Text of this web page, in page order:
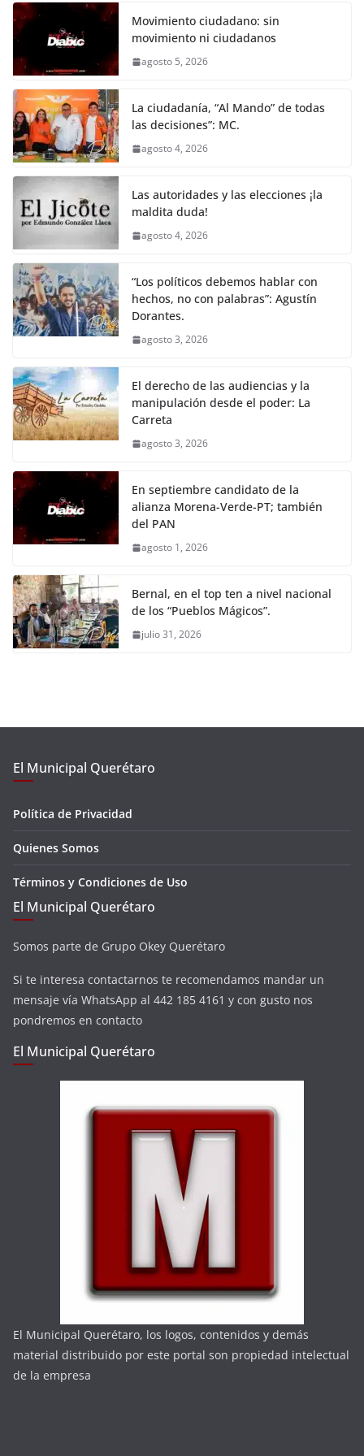
Movimiento ciudadano: sin
movimiento ni ciudadanos
agosto 5, 2026
La ciudadanía, “Al Mando” de todas
las decisiones”: MC.
agosto 4, 2026
Las autoridades y las elecciones ¡la
maldita duda!
agosto 4, 2026
“Los políticos debemos hablar con
hechos, no con palabras”: Agustín
Dorantes.
agosto 3, 2026
El derecho de las audiencias y la
manipulación desde el poder: La
Carreta
agosto 3, 2026
En septiembre candidato de la
alianza Morena-Verde-PT; también
del PAN
agosto 1, 2026
Bernal, en el top ten a nivel nacional
de los “Pueblos Mágicos”.
julio 31, 2026
El Municipal Querétaro
Política de Privacidad
Quienes Somos
Términos y Condiciones de Uso
El Municipal Querétaro
Somos parte de Grupo Okey Querétaro
Si te interesa contactarnos te recomendamos mandar un
mensaje vía WhatsApp al 442 185 4161 y con gusto nos
pondremos en contacto
El Municipal Querétaro
El Municipal Querétaro, los logos, contenidos y demás
material distribuido por este portal son propiedad intelectual
de la empresa